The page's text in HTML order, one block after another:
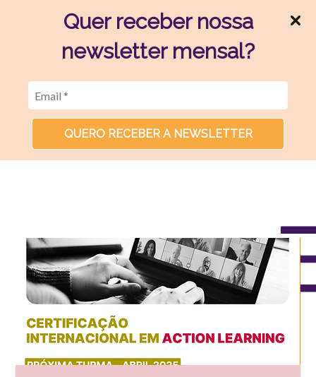
Quer receber nossa
newsletter mensal?
QUERO RECEBER A NEWSLETTER